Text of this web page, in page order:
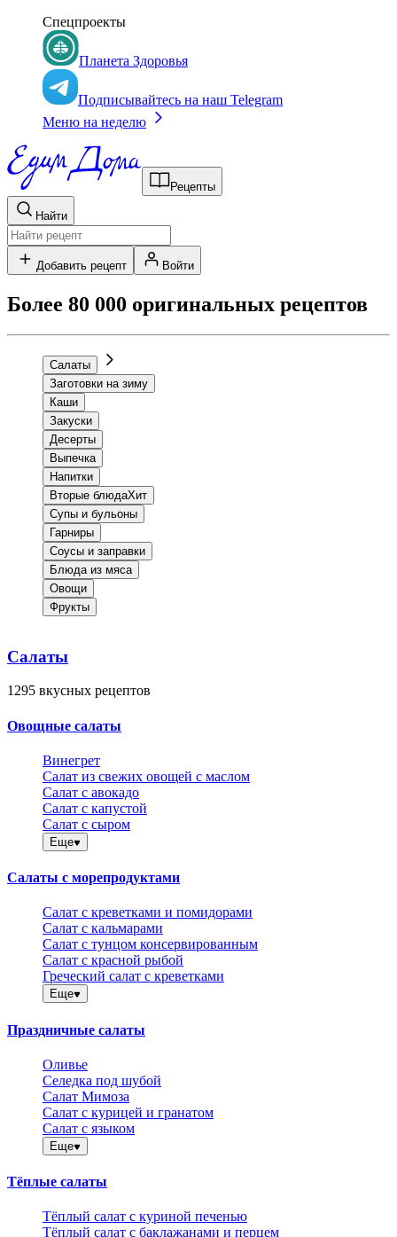
Спецпроекты
Планета Здоровья
Подписывайтесь на наш Telegram
Меню на неделю
Рецепты
Найти
Добавить рецепт Войти
Более 80 000 оригинальных рецептов
Салаты
Заготовки на зиму
Каши
Закуски
Десерты
Выпечка
Напитки
Вторые блюдаХит
Супы и бульоны
Гарниры
Соусы и заправки
Блюда из мяса
Овощи
Фрукты
Салаты
1295 вкусных рецептов
Овощные салаты
Винегрет
Салат из свежих овощей с маслом
Салат с авокадо
Салат с капустой
Салат с сыром
Еще
Салаты с морепродуктами
Салат с креветками и помидорами
Салат с кальмарами
Салат с тунцом консервированным
Салат с красной рыбой
Греческий салат с креветками
Еще
Праздничные салаты
Оливье
Селедка под шубой
Салат Мимоза
Салат с курицей и гранатом
Салат с языком
Еще
Тёплые салаты
Тёплый салат с куриной печенью
Тёплый салат с баклажанами и перцем